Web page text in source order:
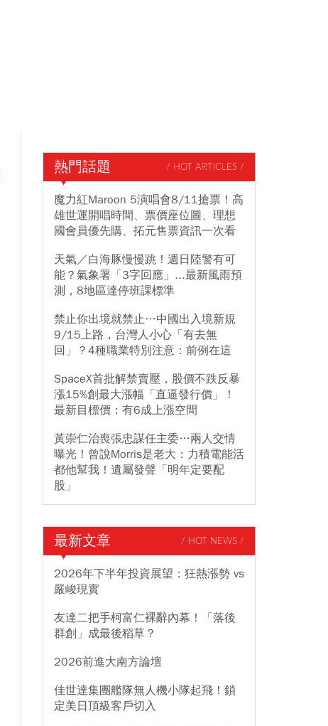
熱門話題 / HOT ARTICLES /
魔力紅Maroon 5演唱會8/11搶票！高
雄世運開唱時間、票價座位圖、理想
國會員優先購、拓元售票資訊一次看
天氣／白海豚慢慢跳！週日陸警有可
能？氣象署「3字回應」...最新風雨預
測，8地區達停班課標準
禁止你出境就禁止…中國出入境新規
9/15上路，台灣人小心「有去無
回」？4種職業特別注意：前例在這
SpaceX首批解禁賣壓，股價不跌反暴
漲15%創最大漲幅「直逼發行價」！
最新目標價：有6成上漲空間
黃崇仁治喪張忠謀任主委…兩人交情
曝光！曾說Morris是老大：力積電能活
都他幫我！遺屬發聲「明年定要配
股」
最新文章 / HOT NEWS /
2026年下半年投資展望：狂熱漲勢 vs
嚴峻現實
友達二把手柯富仁裸辭內幕！「落後
群創」成最後稻草？
2026前進大南方論壇
佳世達集團艦隊無人機小隊起飛！鎖
定美日頂級客戶切入